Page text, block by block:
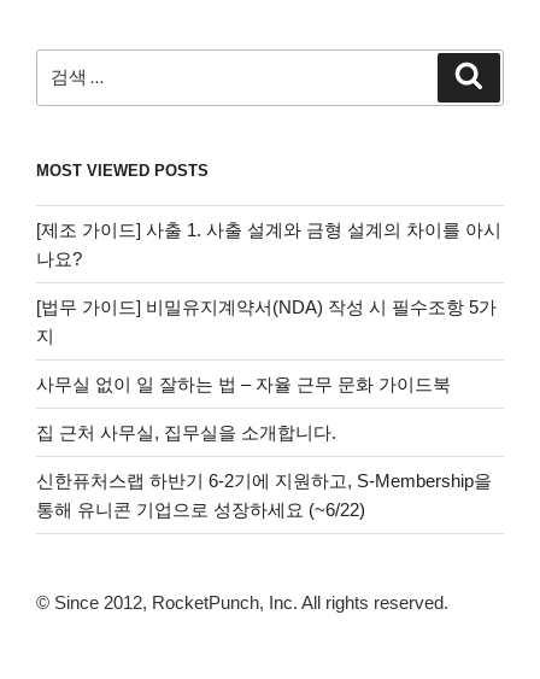
색:
MOST VIEWED POSTS
[제조 가이드] 사출 1. 사출 설계와 금형 설계의 차이를 아시
나요?
[법무 가이드] 비밀유지계약서(NDA) 작성 시 필수조항 5가
지
사무실 없이 일 잘하는 법 – 자율 근무 문화 가이드북
집 근처 사무실, 집무실을 소개합니다.
신한퓨처스랩 하반기 6-2기에 지원하고, S-Membership을
통해 유니콘 기업으로 성장하세요 (~6/22)
© Since 2012, RocketPunch, Inc. All rights reserved.